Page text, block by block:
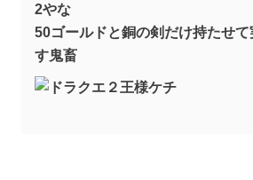
2やな
50ゴールドと銅の剣だけ持たせ
す鬼畜